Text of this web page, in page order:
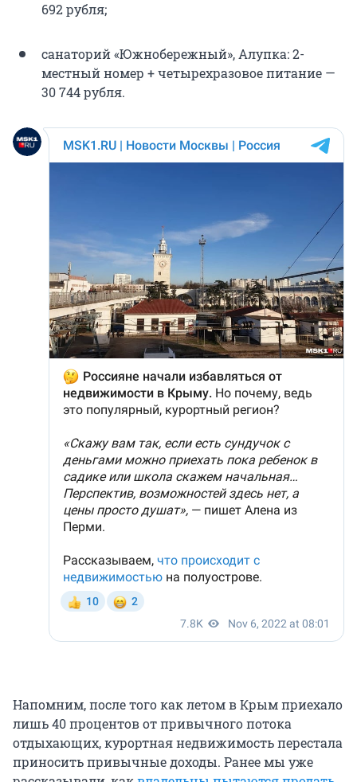
692 рубля;
санаторий «Южнобережный», Алупка: 2-
местный номер + четырехразовое питание —
30 744 рубля.
Напомним, после того как летом в Крым приехало
лишь 40 процентов от привычного потока
отдыхающих, курортная недвижимость перестала
приносить привычные доходы. Ранее мы уже